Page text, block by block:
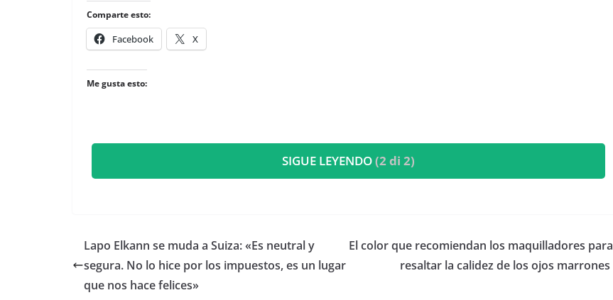
Comparte esto:
Facebook X
Me gusta esto:
SIGUE LEYENDO(2 di 2)
​Lapo Elkann se muda a Suiza: «Es neutral y
segura. No lo hice por los impuestos, es un lugar
que nos hace felices»
​El color que recomiendan los maquilladores para
resaltar la calidez de los ojos marrones